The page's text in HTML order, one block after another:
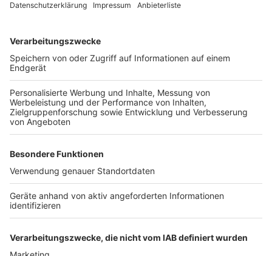
Die Verantwortlichen für den Bevölkerungsschutz
wollen herausfinden, wie gut der Warn-Mix funktioniert,
über den auf den verschiedenen Kanälen möglichst
alle Menschen erreicht werden sollen. Präzise
Warnungen seien wichtig, damit sich Menschen auch
selbst schützen können, sagt BBK-Präsident Ralph
sondern handlungsfähig zu bleiben. Dazu gehöre im
Ernstfall auch, Nachbarn, Freunde und Verwandte zu
informieren.
Text: dpa